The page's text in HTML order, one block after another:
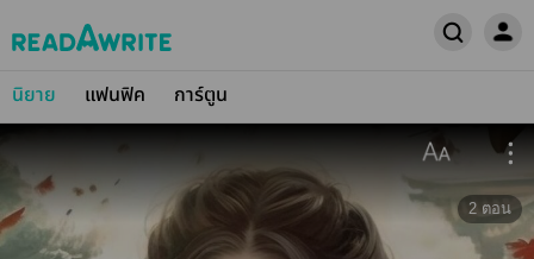
นิยาย แฟนฟิค การ์ตูน
2 ตอน